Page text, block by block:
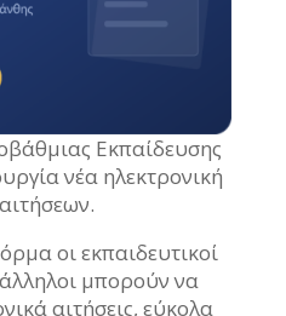
Εκπαίδευσης
νέα ηλεκτρονική
οι εκπαιδευτικοί
μπορούν να
αιτήσεις, εύκολα